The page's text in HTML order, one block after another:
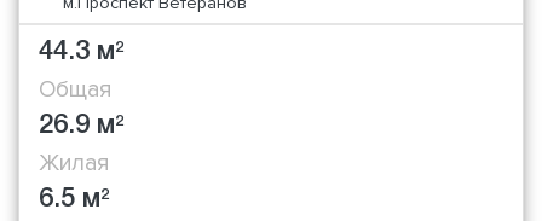
44.3 м2
Общая
26.9 м2
Жилая
6.5 м2